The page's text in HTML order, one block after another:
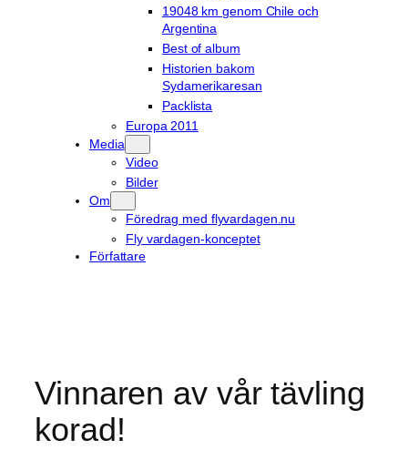
19048 km genom Chile och
Argentina
Best of album
Historien bakom
Sydamerikaresan
Packlista
Europa 2011
Media
Video
Bilder
Om
Föredrag med flyvardagen.nu
Fly vardagen-konceptet
Författare
Vinnaren av vår tävling
korad!